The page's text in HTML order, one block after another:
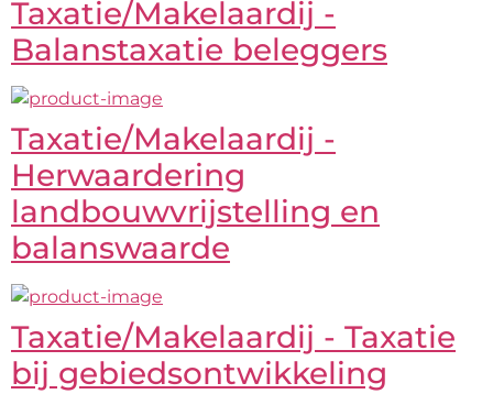
Taxatie/Makelaardij -
Balanstaxatie beleggers
Taxatie/Makelaardij -
Herwaardering
landbouwvrijstelling en
balanswaarde
Taxatie/Makelaardij - Taxatie
bij gebiedsontwikkeling